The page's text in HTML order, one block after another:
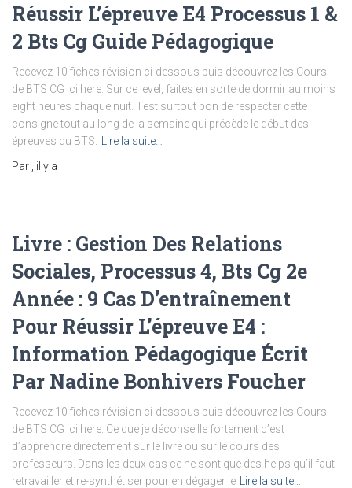
Réussir L’épreuve E4 Processus 1 &
2 Bts Cg Guide Pédagogique
Recevez 10 fiches révision ci-dessous puis découvrez les Cours
de BTS CG ici here. Sur ce level, faites en sorte de dormir au moins
eight heures chaque nuit. Il est surtout bon de respecter cette
consigne tout au long de la semaine qui précède le début des
épreuves du BTS.
Lire la suite…
Par
, il y a
Livre : Gestion Des Relations
Sociales, Processus 4, Bts Cg 2e
Année : 9 Cas D’entraînement
Pour Réussir L’épreuve E4 :
Information Pédagogique Écrit
Par Nadine Bonhivers Foucher
Recevez 10 fiches révision ci-dessous puis découvrez les Cours
de BTS CG ici here. Ce que je déconseille fortement c’est
d’apprendre directement sur le livre ou sur le cours des
professeurs. Dans les deux cas ce ne sont que des helps qu’il faut
retravailler et re-synthétiser pour en dégager le
Lire la suite…